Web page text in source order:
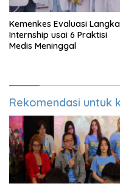
Kemenkes Evaluasi
Internship usai 6 Praktisi
Medis Meninggal
Rekomendasi untuk